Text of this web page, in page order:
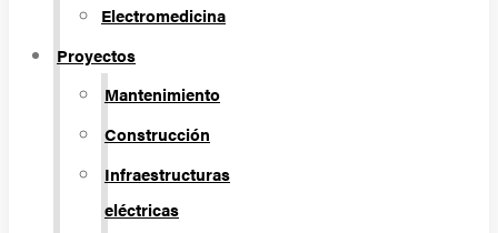
Electromedicina
Proyectos
Mantenimiento
Construcción
Infraestructuras
eléctricas